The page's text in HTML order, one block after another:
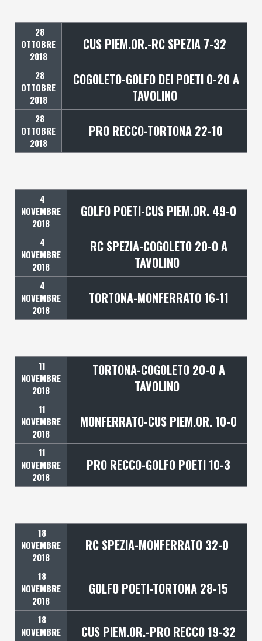
28
OTTOBRE
2018
CUS PIEM.OR.-RC SPEZIA 7-32
28
OTTOBRE
2018
COGOLETO-GOLFO DEI POETI 0-20 A
TAVOLINO
28
OTTOBRE
2018
PRO RECCO-TORTONA 22-10
4
NOVEMBRE
2018
GOLFO POETI-CUS PIEM.OR. 49-0
4
NOVEMBRE
2018
RC SPEZIA-COGOLETO 20-0 A
TAVOLINO
4
NOVEMBRE
2018
TORTONA-MONFERRATO 16-11
11
NOVEMBRE
2018
TORTONA-COGOLETO 20-0 A
TAVOLINO
11
NOVEMBRE
2018
MONFERRATO-CUS PIEM.OR. 10-0
11
NOVEMBRE
2018
PRO RECCO-GOLFO POETI 10-3
18
NOVEMBRE
2018
RC SPEZIA-MONFERRATO 32-0
18
NOVEMBRE
2018
GOLFO POETI-TORTONA 28-15
18
NOVEMBRE
CUS PIEM.OR.-PRO RECCO 19-32